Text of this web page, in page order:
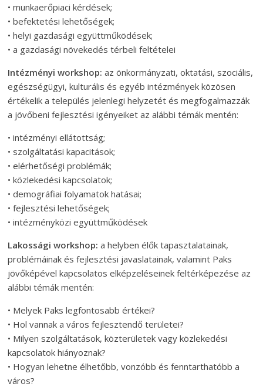
• munkaerőpiaci kérdések;
• befektetési lehetőségek;
• helyi gazdasági együttműködések;
• a gazdasági növekedés térbeli feltételei
Intézményi workshop: az önkormányzati, oktatási, szociális,
egészségügyi, kulturális és egyéb intézmények közösen
értékelik a település jelenlegi helyzetét és megfogalmazzák
a jövőbeni fejlesztési igényeiket az alábbi témák mentén:
• intézményi ellátottság;
• szolgáltatási kapacitások;
• elérhetőségi problémák;
• közlekedési kapcsolatok;
• demográfiai folyamatok hatásai;
• fejlesztési lehetőségek;
• intézményközi együttműködések
Lakossági workshop: a helyben élők tapasztalatainak,
problémáinak és fejlesztési javaslatainak, valamint Paks
jövőképével kapcsolatos elképzeléseinek feltérképezése az
alábbi témák mentén:
• Melyek Paks legfontosabb értékei?
• Hol vannak a város fejlesztendő területei?
• Milyen szolgáltatások, közterületek vagy közlekedési
kapcsolatok hiányoznak?
• Hogyan lehetne élhetőbb, vonzóbb és fenntarthatóbb a
város?